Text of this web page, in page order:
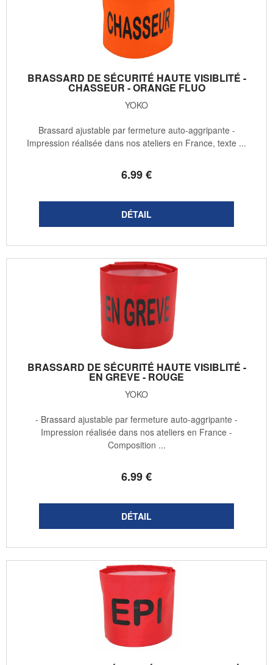
BRASSARD DE SÉCURITÉ HAUTE VISIBLITÉ -
CHASSEUR - ORANGE FLUO
YOKO
6.99€
Brassard ajustable par fermeture auto-aggripante -
Impression réalisée dans nos ateliers en France, texte ...
BRASSARD DE SÉCURITÉ HAUTE VISIBLITÉ -
EN GREVE - ROUGE
YOKO
6.99€
- Brassard ajustable par fermeture auto-aggripante -
Impression réalisée dans nos ateliers en France -
Composition ...